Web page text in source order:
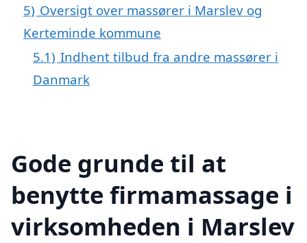
5) Oversigt over massører i Marslev og
Kerteminde kommune
5.1) Indhent tilbud fra andre massører i
Danmark
Gode grunde til at
benytte firmamassage i
virksomheden i Marslev